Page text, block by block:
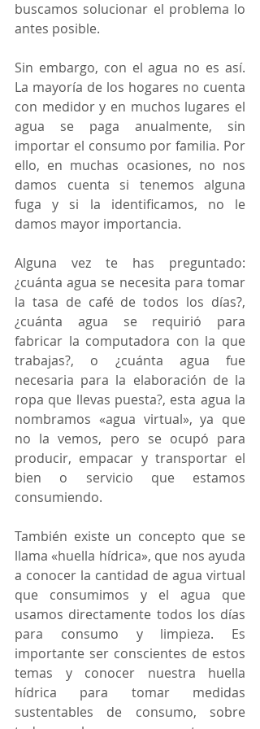
buscamos solucionar el problema lo
antes posible.
Sin embargo, con el agua no es así.
La mayoría de los hogares no cuenta
con medidor y en muchos lugares el
agua se paga anualmente, sin
importar el consumo por familia. Por
ello, en muchas ocasiones, no nos
damos cuenta si tenemos alguna
fuga y si la identificamos, no le
damos mayor importancia.
Alguna vez te has preguntado:
¿cuánta agua se necesita para tomar
la tasa de café de todos los días?,
¿cuánta agua se requirió para
fabricar la computadora con la que
trabajas?, o ¿cuánta agua fue
necesaria para la elaboración de la
ropa que llevas puesta?, esta agua la
nombramos «agua virtual», ya que
no la vemos, pero se ocupó para
producir, empacar y transportar el
bien o servicio que estamos
consumiendo.
También existe un concepto que se
llama «huella hídrica», que nos ayuda
a conocer la cantidad de agua virtual
que consumimos y el agua que
usamos directamente todos los días
para consumo y limpieza. Es
importante ser conscientes de estos
temas y conocer nuestra huella
hídrica para tomar medidas
sustentables de consumo, sobre